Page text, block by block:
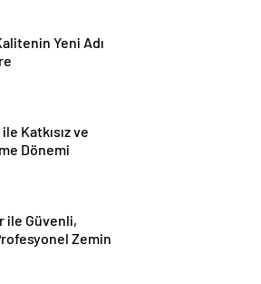
Yeni Adı
Katkısız ve
Dönemi
ile Güvenli,
Zemin